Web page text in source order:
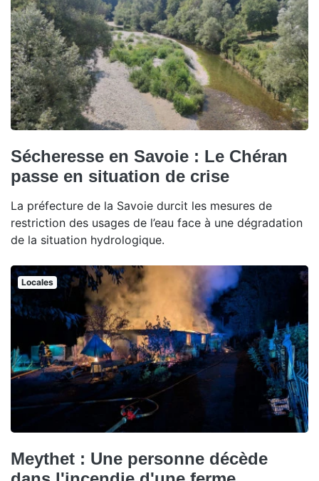
Sécheresse en Savoie : Le Chéran
passe en situation de crise
La préfecture de la Savoie durcit les mesures de
restriction des usages de l’eau face à une dégradation
de la situation hydrologique.
Locales
Meythet : Une personne décède